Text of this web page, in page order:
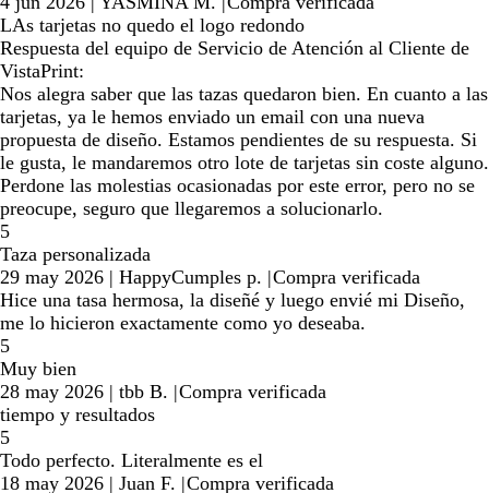
LAs tarjetas no quedo el logo redondo
Respuesta del equipo de Servicio de Atención al Cliente de
VistaPrint:
Nos alegra saber que las tazas quedaron bien. En cuanto a las
tarjetas, ya le hemos enviado un email con una nueva
propuesta de diseño. Estamos pendientes de su respuesta. Si
le gusta, le mandaremos otro lote de tarjetas sin coste alguno.
Perdone las molestias ocasionadas por este error, pero no se
preocupe, seguro que llegaremos a solucionarlo.
5
Taza personalizada
29 may 2026 | HappyCumples p. |Compra verificada
Hice una tasa hermosa, la diseñé y luego envié mi Diseño,
me lo hicieron exactamente como yo deseaba.
5
Muy bien
28 may 2026 | tbb B. |Compra verificada
tiempo y resultados
5
Todo perfecto. Literalmente es el
18 may 2026 | Juan F. |Compra verificada